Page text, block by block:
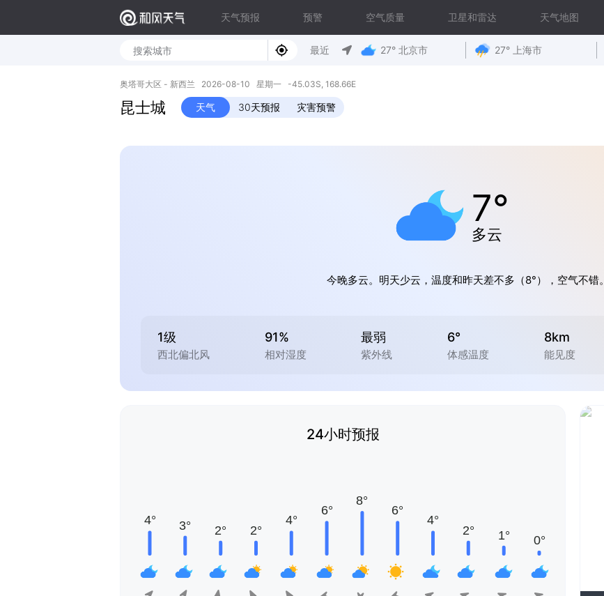
天气预报 预警 空气质量 卫星和雷达 天气地图
最近 27° 北京市 27° 上海市
奥塔哥大区 - 新西兰 2026-08-10 星期一 -45.03S, 168.66E
昆士城 天气 30天预报 灾害预警
7°
多云
今晚多云。明天少云，温度和昨天差不多（8°），空气不错。
1级
西北偏北风
91%
相对湿度
最弱
紫外线
6°
体感温度
8km
能见度
24小时预报